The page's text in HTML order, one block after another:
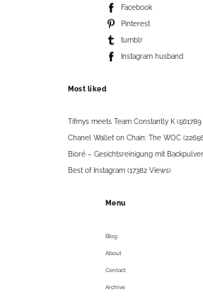
Facebook
Pinterest
tumblr
Instagram husband
Most liked
Tifmys meets Team Constantly K
Chanel Wallet on Chain: The WOC
Bioré – Gesichtsreinigung mit
Best of Instagram (17382 Views)
Menu
Blog
About
Contact
Archive